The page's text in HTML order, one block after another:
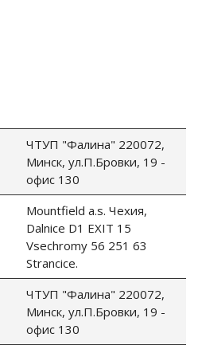
ЧТУП "Фалина" 220072,
Минск, ул.П.Бровки, 19 -
офис 130
Mountfield a.s. Чехия,
Dalnice D1 EXIT 15
Vsechromy 56 251 63
Stranсice.
ЧТУП "Фалина" 220072,
Минск, ул.П.Бровки, 19 -
офис 130